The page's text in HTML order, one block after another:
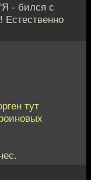
- бился с
Естественно
тут